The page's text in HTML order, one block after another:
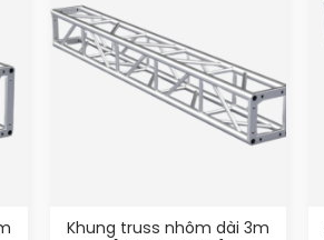
Khung truss nhôm dài 3m